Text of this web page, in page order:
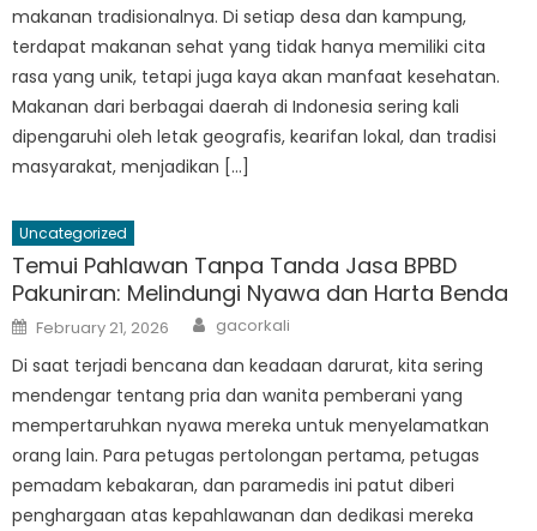
makanan tradisionalnya. Di setiap desa dan kampung,
terdapat makanan sehat yang tidak hanya memiliki cita
rasa yang unik, tetapi juga kaya akan manfaat kesehatan.
Makanan dari berbagai daerah di Indonesia sering kali
dipengaruhi oleh letak geografis, kearifan lokal, dan tradisi
masyarakat, menjadikan […]
Uncategorized
Temui Pahlawan Tanpa Tanda Jasa BPBD
Pakuniran: Melindungi Nyawa dan Harta Benda
Posted
on
February 21, 2026 Author
gacorkali
Di saat terjadi bencana dan keadaan darurat, kita sering
mendengar tentang pria dan wanita pemberani yang
mempertaruhkan nyawa mereka untuk menyelamatkan
orang lain. Para petugas pertolongan pertama, petugas
pemadam kebakaran, dan paramedis ini patut diberi
penghargaan atas kepahlawanan dan dedikasi mereka